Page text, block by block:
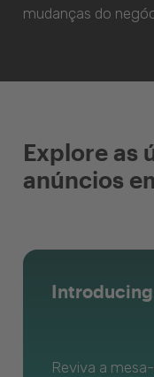
mudanças do
Explore as
anúncios
Introducing
Reviva a